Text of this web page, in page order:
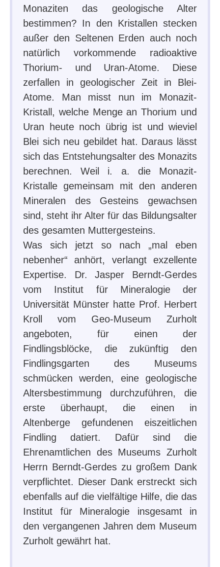
Monaziten das geologische Alter
bestimmen? In den Kristallen stecken
außer den Seltenen Erden auch noch
natürlich vorkommende radioaktive
Thorium- und Uran-Atome. Diese
zerfallen in geologischer Zeit in Blei-
Atome. Man misst nun im Monazit-
Kristall, welche Menge an Thorium und
Uran heute noch übrig ist und wieviel
Blei sich neu gebildet hat. Daraus lässt
sich das Entstehungsalter des Monazits
berechnen. Weil i. a. die Monazit-
Kristalle gemeinsam mit den anderen
Mineralen des Gesteins gewachsen
sind, steht ihr Alter für das Bildungsalter
des gesamten Muttergesteins.
Was sich jetzt so nach „mal eben
nebenher“ anhört, verlangt exzellente
Expertise. Dr. Jasper Berndt-Gerdes
vom Institut für Mineralogie der
Universität Münster hatte Prof. Herbert
Kroll vom Geo-Museum Zurholt
angeboten, für einen der
Findlingsblöcke, die zukünftig den
Findlingsgarten des Museums
schmücken werden, eine geologische
Altersbestimmung durchzuführen, die
erste überhaupt, die einen in
Altenberge gefundenen eiszeitlichen
Findling datiert. Dafür sind die
Ehrenamtlichen des Museums Zurholt
Herrn Berndt-Gerdes zu großem Dank
verpflichtet. Dieser Dank erstreckt sich
ebenfalls auf die vielfältige Hilfe, die das
Institut für Mineralogie insgesamt in
den vergangenen Jahren dem Museum
Zurholt gewährt hat.